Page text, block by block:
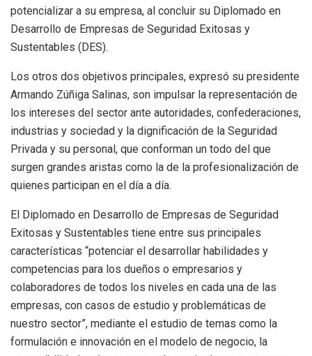
potencializar a su empresa, al concluir su Diplomado en
Desarrollo de Empresas de Seguridad Exitosas y
Sustentables (DES).
Los otros dos objetivos principales, expresó su presidente
Armando Zúñiga Salinas, son impulsar la representación de
los intereses del sector ante autoridades, confederaciones,
industrias y sociedad y la dignificación de la Seguridad
Privada y su personal, que conforman un todo del que
surgen grandes aristas como la de la profesionalización de
quienes participan en el día a día.
El Diplomado en Desarrollo de Empresas de Seguridad
Exitosas y Sustentables tiene entre sus principales
características “potenciar el desarrollar habilidades y
competencias para los dueños o empresarios y
colaboradores de todos los niveles en cada una de las
empresas, con casos de estudio y problemáticas de
nuestro sector”, mediante el estudio de temas como la
formulación e innovación en el modelo de negocio, la